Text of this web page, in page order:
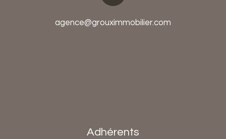
agence@grouximmobilier.com
Adhérents